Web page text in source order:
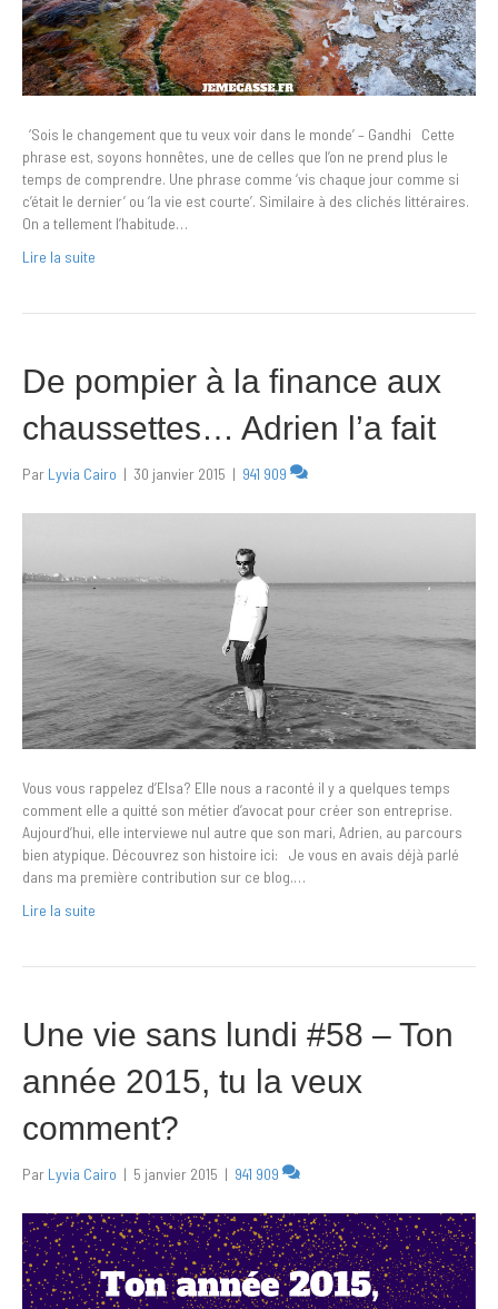
‘Sois le changement que tu veux voir dans le monde’ – Gandhi Cette
phrase est, soyons honnêtes, une de celles que l’on ne prend plus le
temps de comprendre. Une phrase comme ‘vis chaque jour comme si
c’était le dernier’ ou ‘la vie est courte’. Similaire à des clichés littéraires.
On a tellement l’habitude…
Lire la suite
De pompier à la finance aux
chaussettes… Adrien l’a fait
Par Lyvia Cairo | 30 janvier 2015 | 941 909
Vous vous rappelez d’Elsa? Elle nous a raconté il y a quelques temps
comment elle a quitté son métier d’avocat pour créer son entreprise.
Aujourd’hui, elle interviewe nul autre que son mari, Adrien, au parcours
bien atypique. Découvrez son histoire ici: Je vous en avais déjà parlé
dans ma première contribution sur ce blog.…
Lire la suite
Une vie sans lundi #58 – Ton
année 2015, tu la veux
comment?
Par Lyvia Cairo | 5 janvier 2015 | 941 909